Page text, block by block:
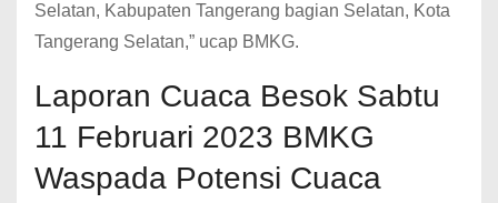
Selatan, Kabupaten Tangerang bagian Selatan, Kota
Tangerang Selatan,” ucap BMKG.
Laporan Cuaca Besok Sabtu
11 Februari 2023 BMKG
Waspada Potensi Cuaca